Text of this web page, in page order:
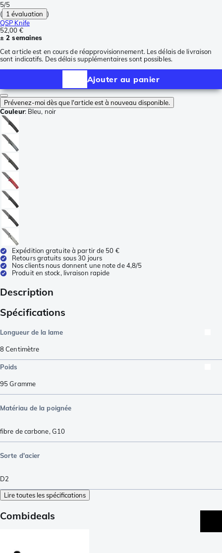
5/5
( 1 évaluation )
QSP Knife
52,00 €
± 2 semaines
Cet article est en cours de réapprovisionnement. Les délais de livraison
sont indicatifs. Des délais supplémentaires sont possibles.
Ajouter au panier
Prévenez-moi dès que l'article est à nouveau disponible.
Couleur: Bleu, noir
Expédition gratuite à partir de 50 €
Retours gratuits sous 30 jours
Nos clients nous donnent une note de 4,8/5
Produit en stock, livraison rapide
Description
Spécifications
Longueur de la lame
8Centimètre
Poids
95Gramme
Matériau de la poignée
fibre de carbone,G10
Sorte d'acier
D2
Lire toutes les spécifications
Combideals